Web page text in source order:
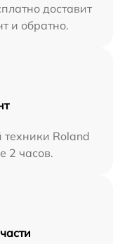
доставит
и обратно.
Roland
2 часов.